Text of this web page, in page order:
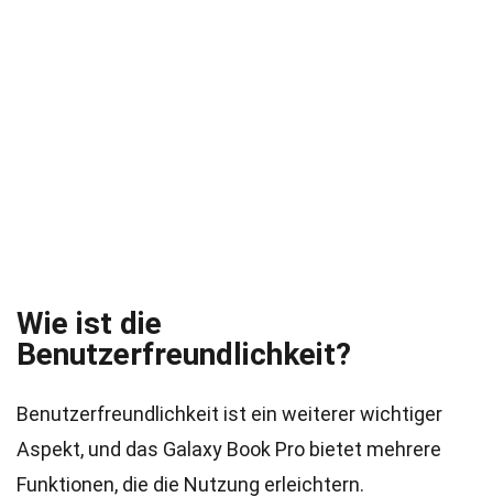
Wie ist die
Benutzerfreundlichkeit?
Benutzerfreundlichkeit ist ein weiterer wichtiger
Aspekt, und das Galaxy Book Pro bietet mehrere
Funktionen, die die Nutzung erleichtern.